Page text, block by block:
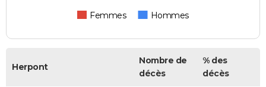
Femmes Hommes
Herpont
Nombre de
décès
% des
décès